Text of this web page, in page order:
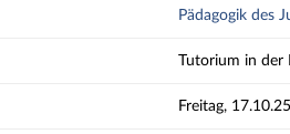
Pädagogik des
Tutorium in der
Freitag,